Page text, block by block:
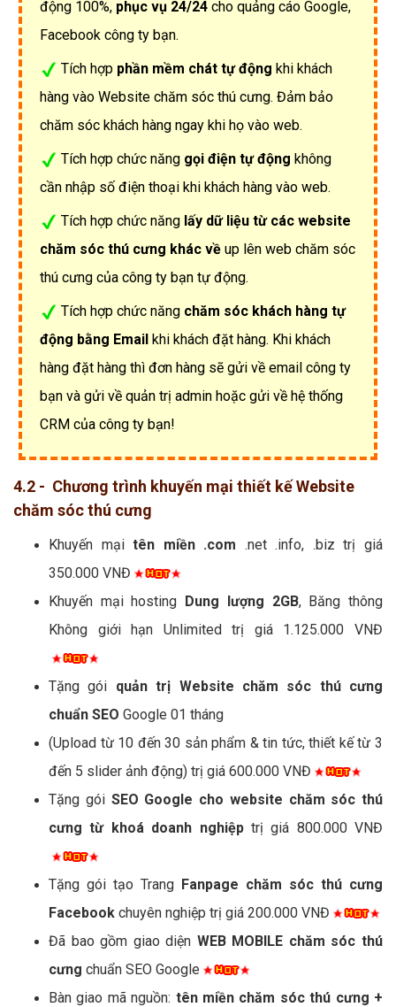
động 100%, phục vụ 24/24 cho quảng cáo Google,
Facebook công ty bạn.
Tích hợp phần mềm chát tự động khi khách
hàng vào Website chăm sóc thú cưng. Đảm bảo
chăm sóc khách hàng ngay khi họ vào web.
Tích hợp chức năng gọi điện tự động không
cần nhập số điện thoại khi khách hàng vào web.
Tích hợp chức năng lấy dữ liệu từ các website
chăm sóc thú cưng khác về up lên web chăm sóc
thú cưng của công ty bạn tự động.
Tích hợp chức năng chăm sóc khách hàng tự
động bằng Email khi khách đặt hàng. Khi khách
hàng đặt hàng thì đơn hàng sẽ gửi về email công ty
bạn và gửi về quản trị admin hoặc gửi về hệ thống
CRM của công ty bạn!
4.2 - Chương trình khuyến mại thiết kế Website
chăm sóc thú cưng
Khuyến mạitên miền .com .net .info, .biz trị giá
350.000 VNĐ
Khuyến mại hosting Dung lượng 2GB, Băng thông
Không giới hạn Unlimited trị giá 1.125.000 VNĐ
Tặng gói quản trị Website chăm sóc thú cưng
chuẩn SEO Google 01 tháng
(Upload từ 10 đến 30 sản phẩm & tin tức, thiết kế từ 3
đến 5 slider ảnh động) trị giá 600.000 VNĐ
Tặng gói SEO Google cho website chăm sóc thú
cưng từ khoá doanh nghiệptrị giá 800.000 VNĐ
Tặng gói tạo Trang Fanpage chăm sóc thú cưng
Facebook chuyên nghiệp trị giá 200.000 VNĐ
Đã bao gồm giao diện WEB MOBILE chăm sóc thú
cưng chuẩn SEO Google
Bàn giao mã nguồn: tên miền chăm sóc thú cưng +